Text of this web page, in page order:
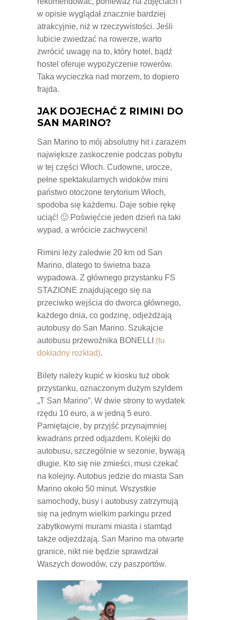
w opisie wyglądał znacznie bardziej
atrakcyjnie, niż w rzeczywistości. Jeśli
lubicie zwiedzać na rowerze, warto
zwrócić uwagę na to, który hotel, bądź
hostel oferuje wypożyczenie rowerów.
Taka wycieczka nad morzem, to dopiero
frajda.
JAK DOJECHAĆ Z RIMINI DO
SAN MARINO?
San Marino to mój absolutny hit i zarazem
największe zaskoczenie podczas pobytu
w tej części Włoch. Cudowne, urocze,
pełne spektakularnych widoków mini
państwo otoczone terytorium Włoch,
spodoba się każdemu. Daje sobie rękę
uciąć! 🙂 Poświęćcie jeden dzień na taki
wypad, a wrócicie zachwyceni!
Rimini leży zaledwie 20 km od San
Marino, dlatego to świetna baza
wypadowa. Z głównego przystanku FS
STAZIONE znajdującego się na
przeciwko wejścia do dworca głównego,
każdego dnia, co godzinę, odjeżdżają
autobusy do San Marino. Szukajcie
autobusu przewoźnika BONELLI (tu
dokładny rozkład).
Bilety należy kupić w kiosku tuż obok
przystanku, oznaczonym dużym szyldem
„T San Marino”. W dwie strony to wydatek
rzędu 10 euro, a w jedną 5 euro.
Pamiętajcie, by przyjść przynajmniej
kwadrans przed odjazdem. Kolejki do
autobusu, szczególnie w sezonie, bywają
długie. Kto się nie zmieści, musi czekać
na kolejny. Autobus jedzie do miasta San
Marino około 50 minut. Wszystkie
samochody, busy i autobusy zatrzymują
się na jednym wielkim parkingu przed
zabytkowymi murami miasta i stamtąd
także odjeżdżają. San Marino ma otwarte
granice, nikt nie będzie sprawdzał
Waszych dowodów, czy paszportów.